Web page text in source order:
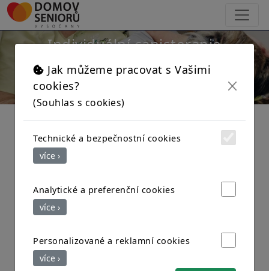
Individuální canisterapie
Individuální canisterapie s pejskem Lucky
děkujeme za milou návštěvu
×
Jak můžeme pracovat s Vašimi
cookies?
(Souhlas s cookies)
Technické a bezpečnostní cookies
více ›
Analytické a preferenční cookies
více ›
Personalizované a reklamní cookies
více ›